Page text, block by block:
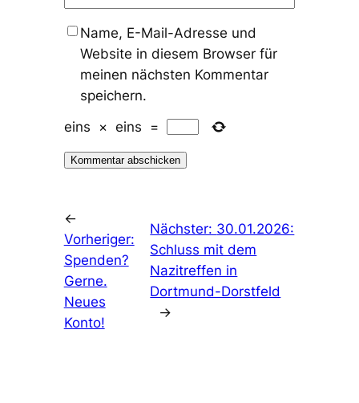
Name, E-Mail-Adresse und
Website in diesem Browser für
meinen nächsten Kommentar
speichern.
eins
× eins =
←
Vorheriger:
Spenden?
Gerne.
Neues
Konto!
Nächster: 30.01.2026:
Schluss mit dem
Nazitreffen in
Dortmund-Dorstfeld
→